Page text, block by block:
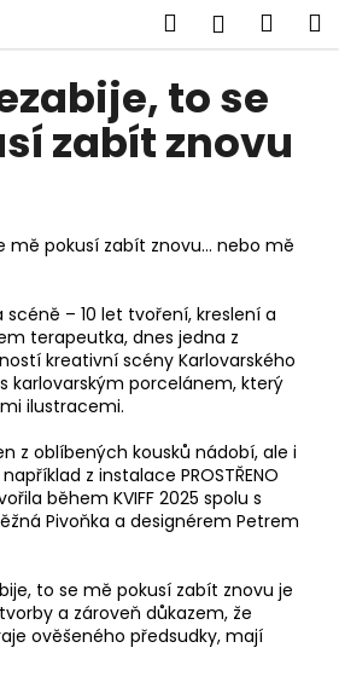
Hledat
to se
zabít znovu
mě pokusí zabít znovu... nebo mě
scéně – 10 let tvoření, kreslení a
terapeutka, dnes jedna z
kreativní scény Karlovarského
karlovarským porcelánem, který
ilustracemi.
z oblíbených kousků nádobí, ale i
z instalace PROSTŘENO
během KVIFF 2025 spolu s
Pivoňka a designérem Petrem
to se mě pokusí zabít znovu je
a zároveň důkazem, že
ověšeného předsudky, mají